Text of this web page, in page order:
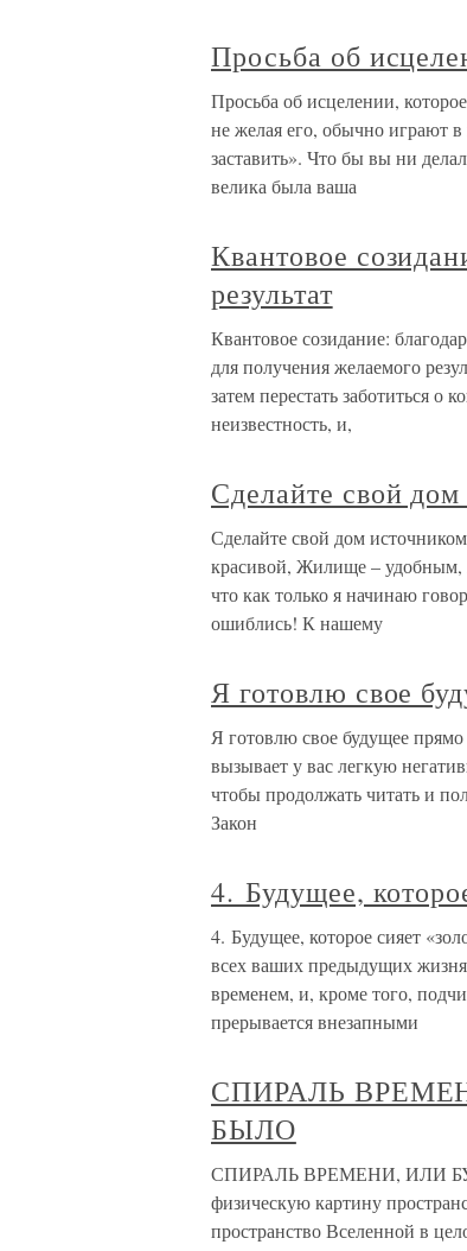
Просьба об
Просьба об исцелении,
не желая его, обычно играют
заставить». Что бы вы ни
велика была ваша
Квантовое
результат
Квантовое созидание:
для получения желаемого
затем перестать заботиться
неизвестность, и,
Сделайте свой
Сделайте свой дом
красивой, Жилище – удобным,
что как только я начинаю
ошиблись! К нашему
Я готовлю свое
Я готовлю свое будущее
вызывает у вас легкую
чтобы продолжать читать и
Закон
4. Будущее,
4. Будущее, которое сияет
всех ваших предыдущих
временем, и, кроме того,
прерывается внезапными
СПИРАЛЬ
БЫЛО
СПИРАЛЬ ВРЕМЕНИ, ИЛИ
физическую картину
пространство Вселенной в